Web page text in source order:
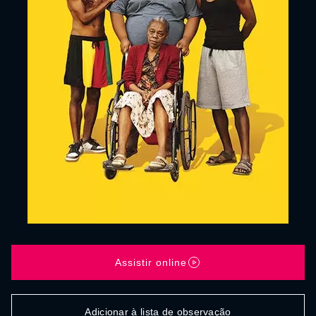
Assistir online
Adicionar à lista de observação